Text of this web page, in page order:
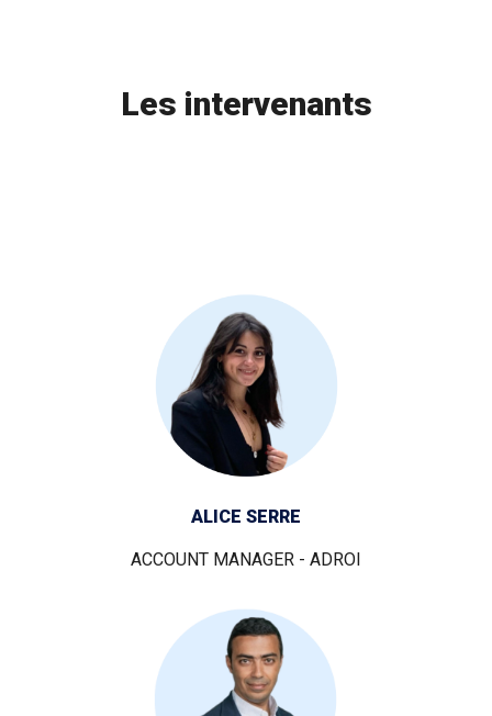
Les intervenants
ALICE SERRE
ACCOUNT MANAGER - ADROI